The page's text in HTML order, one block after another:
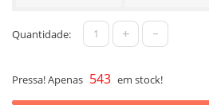
Quantidade: + -
Pressa! Apenas 543 em stock!